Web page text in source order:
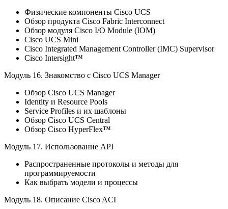
Физические компоненты Cisco UCS
Обзор продукта Cisco Fabric Interconnect
Обзор модуля Cisco I/O Module (IOM)
Cisco UCS Mini
Cisco Integrated Management Controller (IMC) Supervisor
Cisco Intersight™
Модуль 16. Знакомство с Cisco UCS Manager
Обзор Cisco UCS Manager
Identity и Resource Pools
Service Profiles и их шаблоны
Обзор Cisco UCS Central
Обзор Cisco HyperFlex™
Модуль 17. Использование API
Распространенные протоколы и методы для
программируемости
Как выбрать модели и процессы
Модуль 18. Описание Cisco ACI